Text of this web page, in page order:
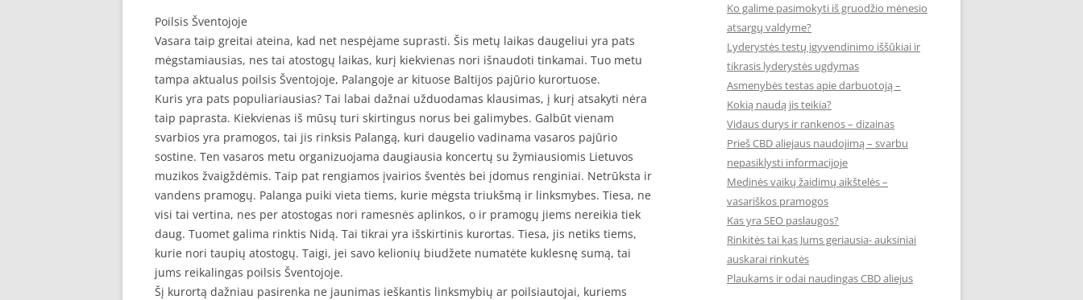
Poilsis Šventojoje
Vasara taip greitai ateina, kad net nespėjame suprasti. Šis metų laikas daugeliui yra pats
mėgstamiausias, nes tai atostogų laikas, kurį kiekvienas nori išnaudoti tinkamai. Tuo metu
tampa aktualus poilsis Šventojoje, Palangoje ar kituose Baltijos pajūrio kurortuose.
Kuris yra pats populiariausias? Tai labai dažnai užduodamas klausimas, į kurį atsakyti nėra
taip paprasta. Kiekvienas iš mūsų turi skirtingus norus bei galimybes. Galbūt vienam
svarbios yra pramogos, tai jis rinksis Palangą, kuri daugelio vadinama vasaros pajūrio
sostine. Ten vasaros metu organizuojama daugiausia koncertų su žymiausiomis Lietuvos
muzikos žvaigždėmis. Taip pat rengiamos įvairios šventės bei įdomus renginiai. Netrūksta ir
vandens pramogų. Palanga puiki vieta tiems, kurie mėgsta triukšmą ir linksmybes. Tiesa, ne
visi tai vertina, nes per atostogas nori ramesnės aplinkos, o ir pramogų jiems nereikia tiek
daug. Tuomet galima rinktis Nidą. Tai tikrai yra išskirtinis kurortas. Tiesa, jis netiks tiems,
kurie nori taupių atostogų. Taigi, jei savo kelionių biudžete numatėte kuklesnę sumą, tai
jums reikalingas poilsis Šventojoje.
Šį kurortą dažniau pasirenka ne jaunimas ieškantis linksmybių ar poilsiautojai, kuriems
Ko galime pasimokyti iš gruodžio mėnesio
atsargų valdyme?
Lyderystės testų įgyvendinimo iššūkiai ir
tikrasis lyderystės ugdymas
Asmenybės testas apie darbuotoją –
Kokią naudą jis teikia?
Vidaus durys ir rankenos – dizainas
Prieš CBD aliejaus naudojimą – svarbu
nepasiklysti informacijoje
Medinės vaikų žaidimų aikštelės –
vasariškos pramogos
Kas yra SEO paslaugos?
Rinkitės tai kas Jums geriausia- auksiniai
auskarai rinkutės
Plaukams ir odai naudingas CBD aliejus